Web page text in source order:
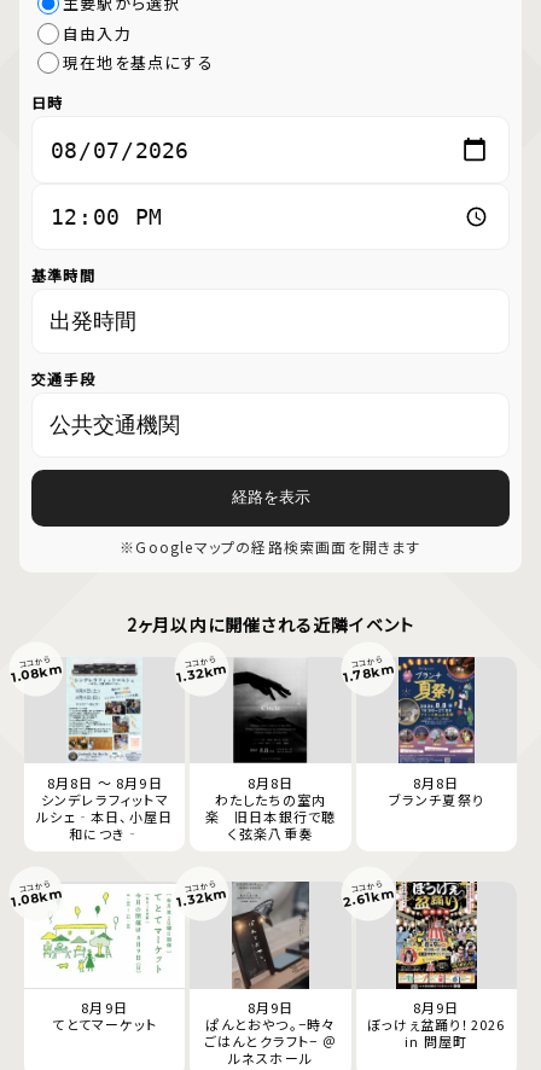
自由入力
現在地を基点にする
日時
基準時間
交通手段
経路を表示
※Googleマップの経路検索画面を開きます
2ヶ月以内に開催される近隣イベント
8月8日 ～ 8月9日
シンデレラフィットマ
ルシェ‐本日、小屋日
和につき‐
ココから
1.08km
8月8日
わたしたちの室内
楽 旧日本銀行で聴
く弦楽八重奏
ココから
1.32km
8月8日
ブランチ夏祭り
ココから
1.78km
8月9日
てとてマーケット
ココから
1.08km
8月9日
ぱんとおやつ。−時々
ごはんとクラフト− ＠
ルネスホール
ココから
1.32km
8月9日
ぼっけぇ盆踊り！2026
in 問屋町
ココから
2.61km